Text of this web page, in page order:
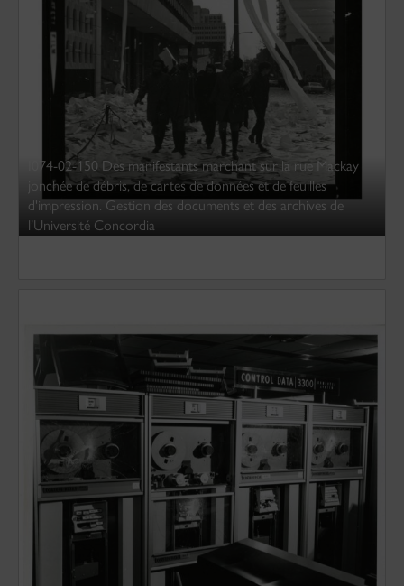
I074-02-150 Des manifestants marchant sur la rue Mackay
jonchée de débris, de cartes de données et de feuilles
d'impression. Gestion des documents et des archives de
l’Université Concordia